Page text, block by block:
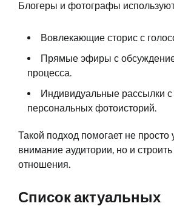
Блогеры и фотографы
Вовлекающие сторис с
Прямые эфиры с
процесса.
Индивидуальные рассылки с
персональных фотоисторий.
Такой подход помогает не просто
внимание аудитории, но и
отношения.
Список актуальных